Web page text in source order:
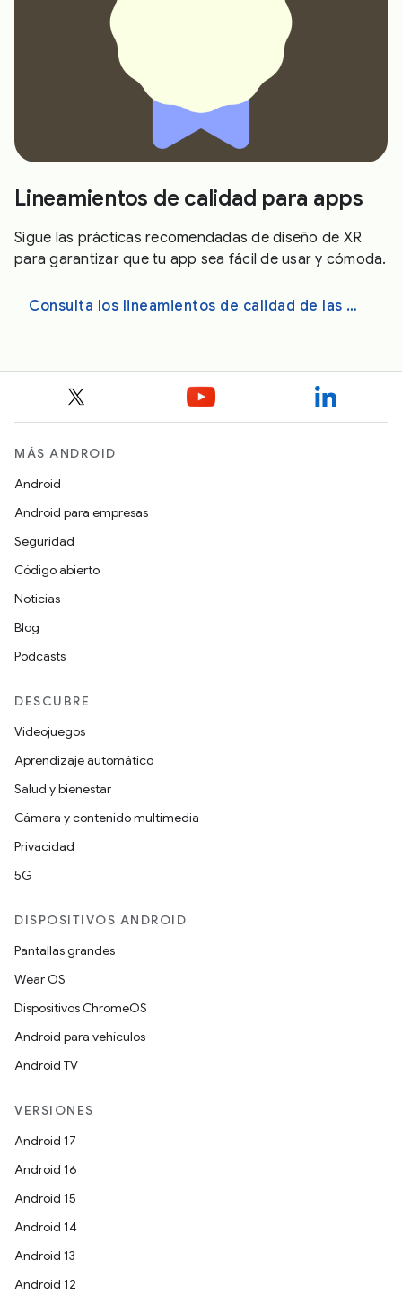
Lineamientos de calidad para apps
Sigue las prácticas recomendadas de diseño de XR
para garantizar que tu app sea fácil de usar y cómoda.
Consulta los lineamientos de calidad de las apps para Android XR
MÁS ANDROID
Android
Android para empresas
Seguridad
Código abierto
Noticias
Blog
Podcasts
DESCUBRE
Videojuegos
Aprendizaje automático
Salud y bienestar
Cámara y contenido multimedia
Privacidad
5G
DISPOSITIVOS ANDROID
Pantallas grandes
Wear OS
Dispositivos ChromeOS
Android para vehículos
Android TV
VERSIONES
Android 17
Android 16
Android 15
Android 14
Android 13
Android 12